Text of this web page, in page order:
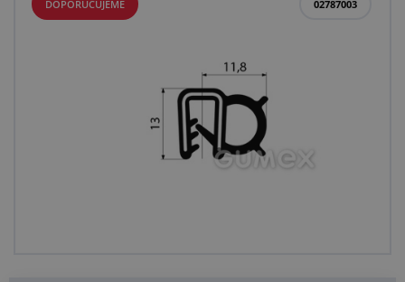
Další pryžové a plastové výrobky
02787003
DOPORUČUJEME